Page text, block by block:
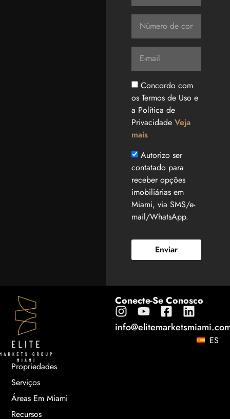
Concordo com
os Termos de Uso e
a Política de
PrivacidadeVeja
mais
Autorizo ser
contatado para
receber opções
imobiliárias em
Miami, via SMS/e-
mail/WhatsApp.
Enviar
Propriedades
Serviços
Áreas Em Miami
Recursos
Conecte-Se Conosco
ES